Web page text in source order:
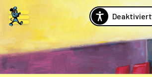
Deaktiviert